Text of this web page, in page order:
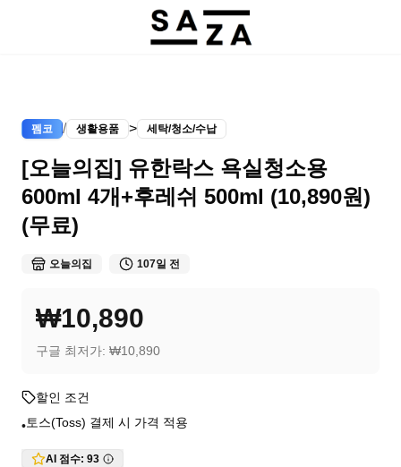
펨코 / 생활용품 > 세탁/청소/수납
[오늘의집] 유한락스 욕실청소용
600ml 4개+후레쉬 500ml (10,890원)
(무료)
오늘의집 107일 전
₩10,890
구글 최저가: ₩10,890
할인 조건
•토스(Toss) 결제 시 가격 적용
AI 점수: 93